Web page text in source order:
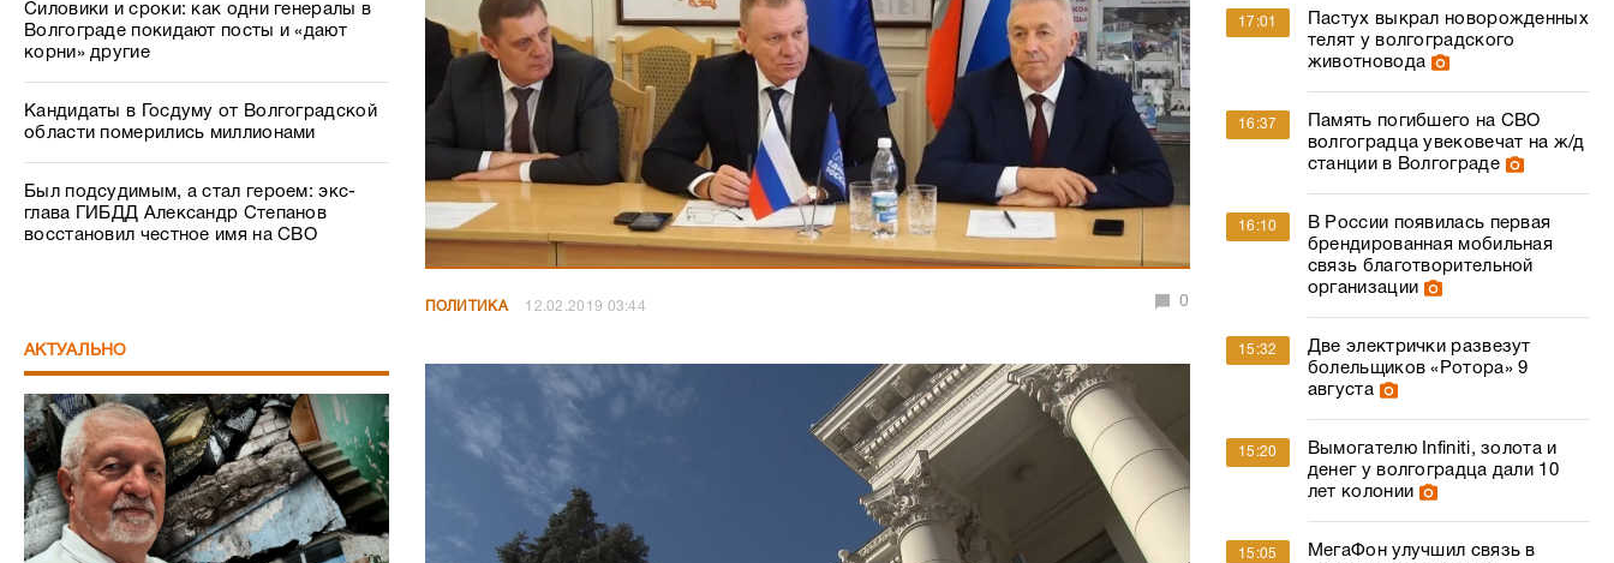
Силовики и сроки: как одни генералы в
Волгограде покидают посты и «дают
корни» другие
Кандидаты в Госдуму от Волгоградской
области померились миллионами
Был подсудимым, а стал героем: экс-
глава ГИБДД Александр Степанов
восстановил честное имя на СВО
АКТУАЛЬНО
ПОЛИТИКА 12.02.2019 03:44 0
17:01
Пастух выкрал новорожденных
телят у волгоградского
животновода
16:37
Память погибшего на СВО
волгоградца увековечат на ж/д
станции в Волгограде
16:10
В России появилась первая
брендированная мобильная
связь благотворительной
организации
15:32
Две электрички развезут
болельщиков «Ротора» 9
августа
15:20
Вымогателю Infiniti, золота и
денег у волгоградца дали 10
лет колонии
15:05
МегаФон улучшил связь в